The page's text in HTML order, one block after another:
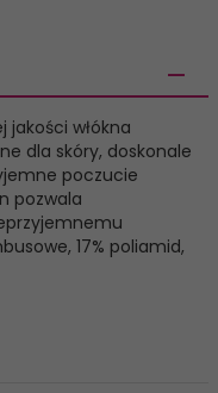
jakości włókna
dla skóry, doskonale
poczucie
pozwala
17% poliamid,